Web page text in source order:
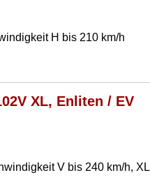
H bis 210 km/h
XL, Enliten / EV
V bis 240 km/h, XL